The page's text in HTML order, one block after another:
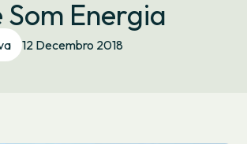
Som Energia
12 Decembro 2018